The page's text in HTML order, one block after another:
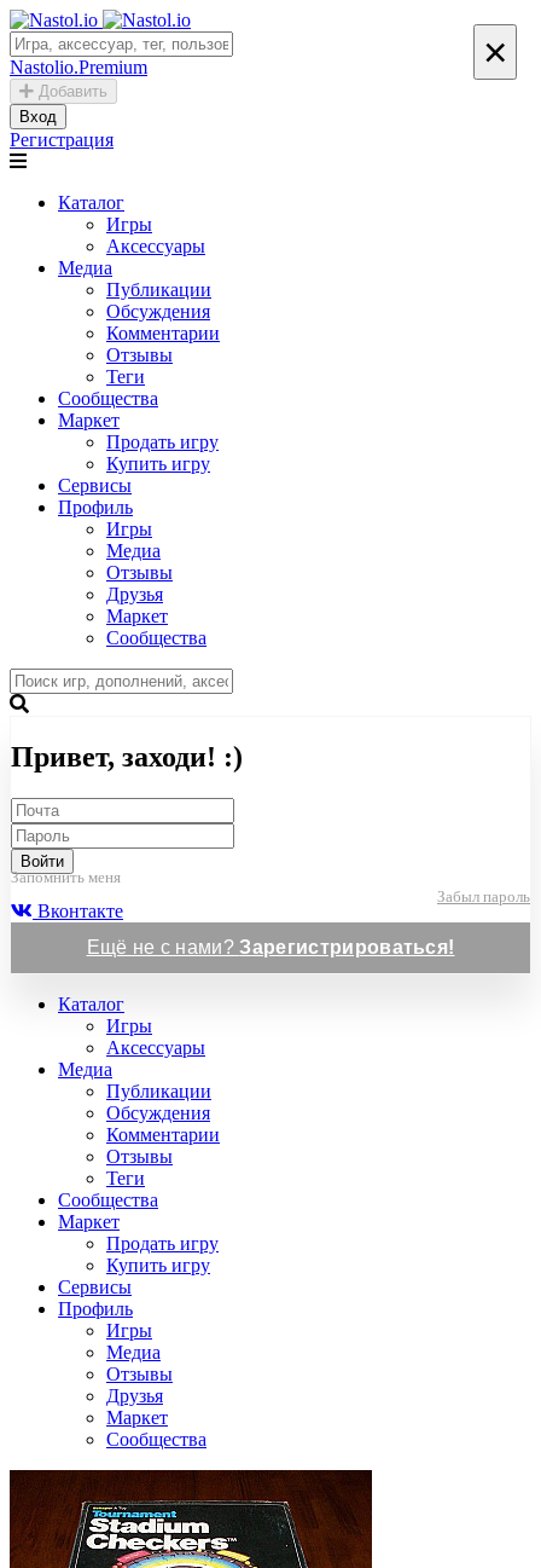
Nastolio.Premium
Добавить
Вход
Регистрация
Каталог
Игры
Аксессуары
Медиа
Публикации
Обсуждения
Комментарии
Отзывы
Теги
Сообщества
Маркет
Продать игру
Купить игру
Сервисы
Профиль
Игры
Медиа
Отзывы
Друзья
Маркет
Сообщества
×
Привет, заходи! :)
Войти
Запомнить меня
Забыл пароль
Вконтакте
Ещё не с нами?Зарегистрироваться!
Каталог
Игры
Аксессуары
Медиа
Публикации
Обсуждения
Комментарии
Отзывы
Теги
Сообщества
Маркет
Продать игру
Купить игру
Сервисы
Профиль
Игры
Медиа
Отзывы
Друзья
Маркет
Сообщества